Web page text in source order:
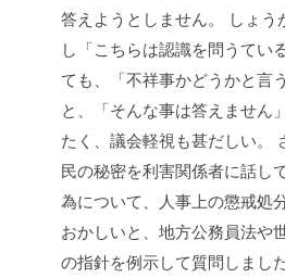
答えようとしません。
しょう
し「こちらは認識を問うてい
ても、「不祥事かどうかと言
と、「そんな事は答えません
たく、議会軽視も甚だしい。
民の秘密を利害関係者に話し
為について、人事上の懲戒処
おかしいと、地方公務員法や
の指針を例示して質問しまし